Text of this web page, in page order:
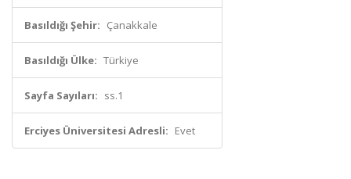
Basıldığı Şehir: Çanakkale
Basıldığı Ülke: Türkiye
Sayfa Sayıları: ss.1
Erciyes Üniversitesi Adresli: Evet